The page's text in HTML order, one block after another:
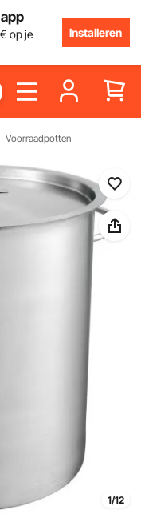
€ op je
Installeren
Voorraadpotten
1/12